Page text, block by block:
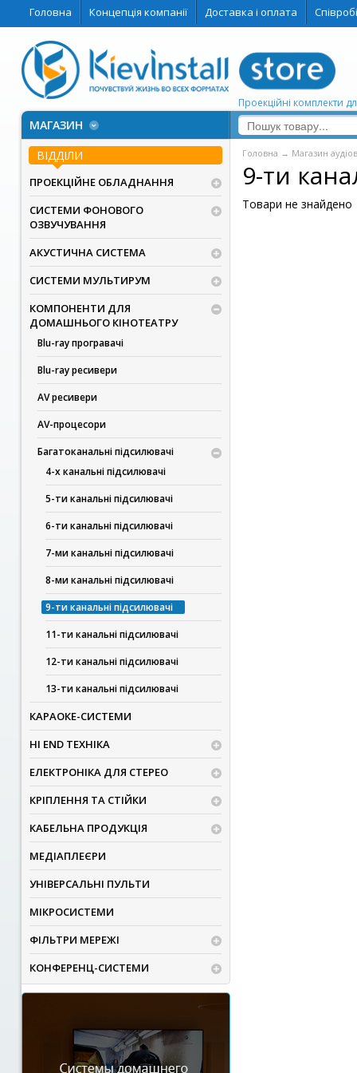
Головна Концепція компанії Доставка і оплата
МАГАЗИН
Проекційні комплекти
ВІДДІЛИ
ПРОЕКЦІЙНЕ ОБЛАДНАННЯ
СИСТЕМИ ФОНОВОГО
ОЗВУЧУВАННЯ
АКУСТИЧНА СИСТЕМА
СИСТЕМИ МУЛЬТИРУМ
КОМПОНЕНТИ ДЛЯ
ДОМАШНЬОГО КІНОТЕАТРУ
Blu-ray програвачі
Blu-ray ресивери
AV ресивери
AV-процесори
Багатоканальні підсилювачі
4-х канальні підсилювачі
5-ти канальні підсилювачі
6-ти канальні підсилювачі
7-ми канальні підсилювачі
8-ми канальні підсилювачі
9-ти канальні підсилювачі
11-ти канальні підсилювачі
12-ти канальні підсилювачі
13-ти канальні підсилювачі
КАРАОКЕ-СИСТЕМИ
HI END ТЕХНІКА
ЕЛЕКТРОНІКА ДЛЯ СТЕРЕО
КРІПЛЕННЯ ТА СТІЙКИ
КАБЕЛЬНА ПРОДУКЦІЯ
МЕДІАПЛЕЄРИ
УНІВЕРСАЛЬНІ ПУЛЬТИ
МІКРОСИСТЕМИ
ФІЛЬТРИ МЕРЕЖІ
КОНФЕРЕНЦ-СИСТЕМИ
Головна → Магазин
9-ти
Товари не знайдено